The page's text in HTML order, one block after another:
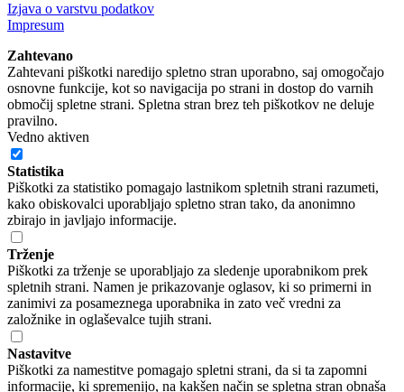
Izjava o varstvu podatkov
Impresum
Zahtevano
Zahtevani piškotki naredijo spletno stran uporabno, saj omogočajo
osnovne funkcije, kot so navigacija po strani in dostop do varnih
območij spletne strani. Spletna stran brez teh piškotkov ne deluje
pravilno.
Vedno aktiven
Statistika
Piškotki za statistiko pomagajo lastnikom spletnih strani razumeti,
kako obiskovalci uporabljajo spletno stran tako, da anonimno
zbirajo in javljajo informacije.
Trženje
Piškotki za trženje se uporabljajo za sledenje uporabnikom prek
spletnih strani. Namen je prikazovanje oglasov, ki so primerni in
zanimivi za posameznega uporabnika in zato več vredni za
založnike in oglaševalce tujih strani.
Nastavitve
Piškotki za namestitve pomagajo spletni strani, da si ta zapomni
informacije, ki spremenijo, na kakšen način se spletna stran obnaša